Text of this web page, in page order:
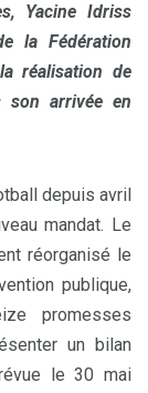
Yacine Idriss
la Fédération
réalisation de
son arrivée en
depuis avril
mandat. Le
réorganisé le
publique,
promesses
un bilan
le 30 mai